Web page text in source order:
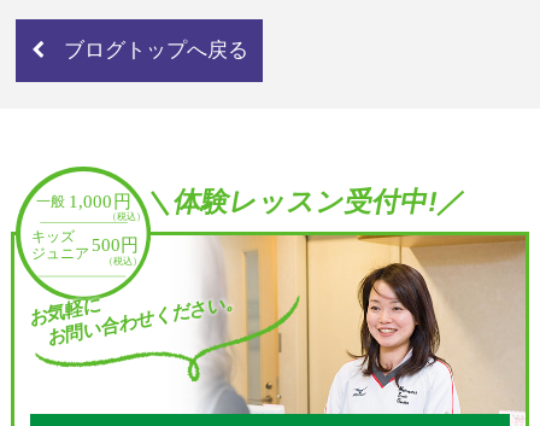
ブログトップへ戻る
＼体験レッスン受付中!／
お気軽に
お問い合わせください。